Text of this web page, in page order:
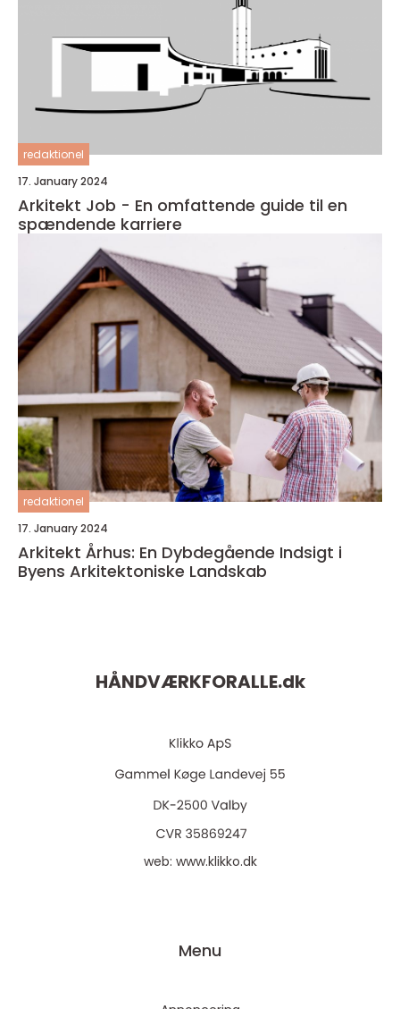
redaktionel
17. January 2024
Arkitekt Job - En omfattende guide til en
spændende karriere
redaktionel
17. January 2024
Arkitekt Århus: En Dybdegående Indsigt i
Byens Arkitektoniske Landskab
HÅNDVÆRKFORALLE.dk
web: www.klikko.dk
Menu